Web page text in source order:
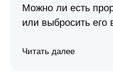
Можно ли есть
или выбросить его
Читать далее